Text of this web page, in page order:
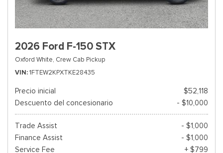
2026 Ford F-150 STX
Oxford White, Crew Cab Pickup
VIN 1FTEW2KPXTKE28435
Precio inicial
$52,118
Descuento del concesionario
- $10,000
Trade Assist
- $1,000
Finance Assist
- $1,000
Service Fee
+ $799